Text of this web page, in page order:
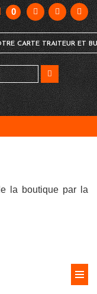
0
CARTE TRAITEUR ET
la boutique par la